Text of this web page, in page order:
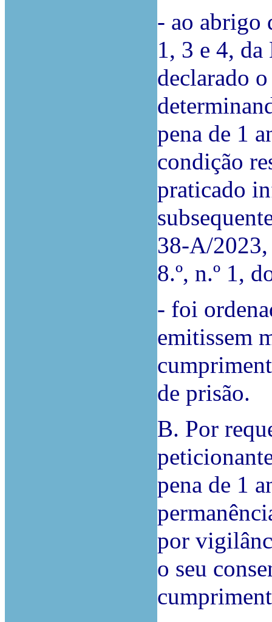
- ao abrigo
1, 3 e 4,
declarado
pena de 1
condição
praticado
38-A/2023,
8.º, n.º 1,
- foi
emitissem
de prisão.
B. Por
pena de 1
por
o seu